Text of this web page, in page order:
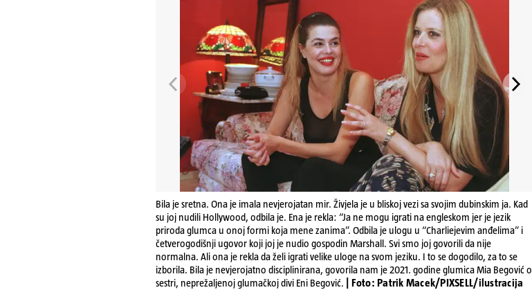
Bila je sretna. Ona je imala nevjerojatan mir. Živjela je u bliskoj vezi sa svojim dubinskim ja. Kad
su joj nudili Hollywood, odbila je. Ena je rekla: “Ja ne mogu igrati na engleskom jer je jezik
priroda glumca u onoj formi koja mene zanima”. Odbila je ulogu u “Charliejevim anđelima” i
četverogodišnji ugovor koji joj je nudio gospodin Marshall. Svi smo joj govorili da nije
normalna. Ali ona je rekla da želi igrati velike uloge na svom jeziku. I to se dogodilo, za to se
izborila. Bila je nevjerojatno disciplinirana, govorila nam je 2021. godine glumica Mia Begović o
sestri, neprežaljenoj glumačkoj divi Eni Begović.
| Foto: Patrik Macek/PIXSELL/ilustracija